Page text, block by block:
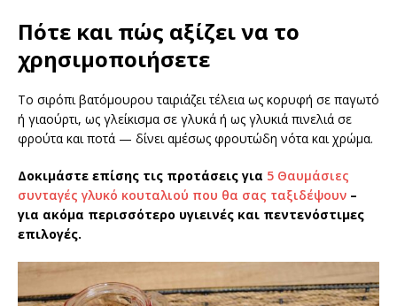
Πότε και πώς αξίζει να το
χρησιμοποιήσετε
Το σιρόπι βατόμουρου ταιριάζει τέλεια ως κορυφή σε παγωτό
ή γιαούρτι, ως γλείκισμα σε γλυκά ή ως γλυκιά πινελιά σε
φρούτα και ποτά — δίνει αμέσως φρουτώδη νότα και χρώμα.
Δοκιμάστε επίσης τις προτάσεις για 5 Θαυμάσιες
συνταγές γλυκό κουταλιού που θα σας ταξιδέψουν –
για ακόμα περισσότερο υγιεινές και πεντενόστιμες
επιλογές.